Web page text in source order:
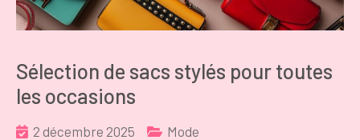
Sélection de sacs stylés pour toutes
les occasions
2 décembre 2025 Mode